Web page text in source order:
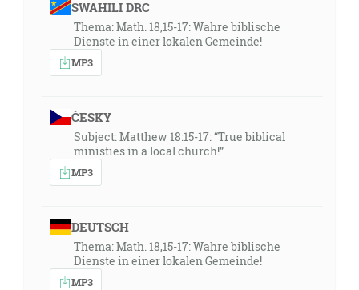
SWAHILI DRC
Thema: Math. 18,15-17: Wahre biblische
Dienste in einer lokalen Gemeinde!
MP3
ČESKY
Subject: Matthew 18:15-17: “True biblical
ministies in a local church!”
MP3
DEUTSCH
Thema: Math. 18,15-17: Wahre biblische
Dienste in einer lokalen Gemeinde!
MP3